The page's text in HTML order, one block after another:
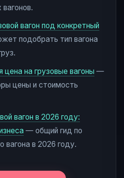
вагон под конкретный
подобрать тип вагона
на грузовые вагоны —
цены и стоимость
вагон в 2026 году:
— общий гид по
вагона в 2026 году.